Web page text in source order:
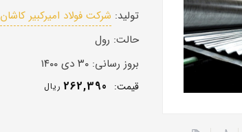
تولید: شرکت فولاد امیرکبیر کاشان
حالت: رول
بروز رسانی: ۳۰ دی ۱۴۰۰
قيمت: 262,390 ريال